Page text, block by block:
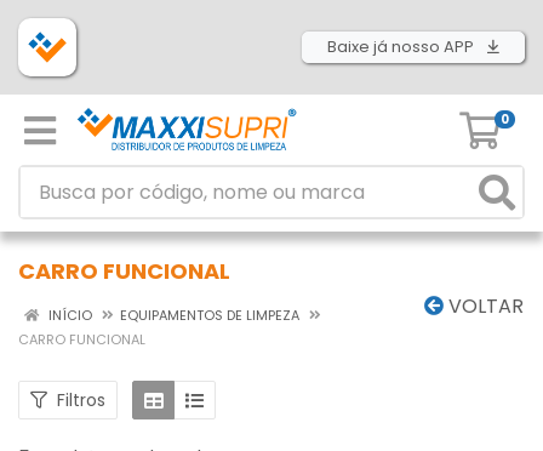
Baixe já nosso APP
0
CARRO FUNCIONAL
VOLTAR
INÍCIO
EQUIPAMENTOS DE LIMPEZA
CARRO FUNCIONAL
Filtros